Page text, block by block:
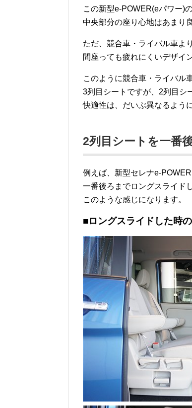
この新型e-POWER(eパワー)
中央部分の座り心地はあまり
ただ、競合車・ライバル車よ
間座っても疲れにくいデザイ
このように競合車・ライバル
3列目シートですが、2列目シ
快適性は、だいぶ異なるよう
2列目シートを一番
例えば、新型セレナe-
一番後ろまでロングスライド
このような感じになります。
■ロングスライドした時